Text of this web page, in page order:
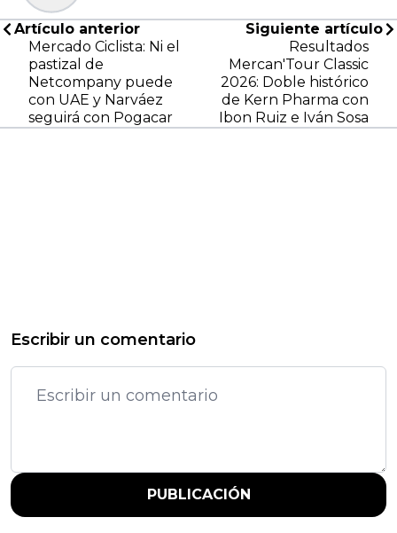
Artículo anterior
Mercado Ciclista: Ni el
pastizal de
Netcompany puede
con UAE y Narváez
seguirá con Pogacar
Siguiente artículo
Resultados
Mercan'Tour Classic
2026: Doble histórico
de Kern Pharma con
Ibon Ruiz e Iván Sosa
Escribir un comentario
PUBLICACIÓN